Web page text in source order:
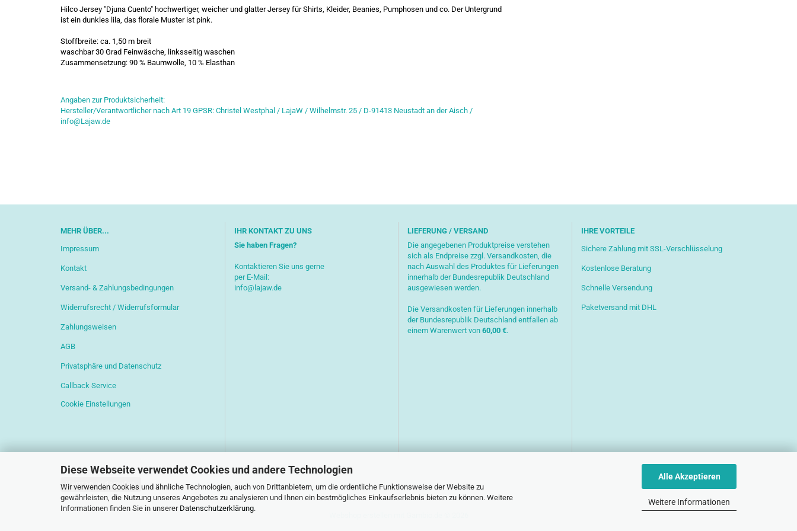
Diese Webseite verwendet Cookies und andere Technologien
Wir verwenden Cookies und ähnliche Technologien, auch von Drittanbietern, um die ordentliche Funktionsweise der Website zu
gewährleisten, die Nutzung unseres Angebotes zu analysieren und Ihnen ein bestmögliches Einkaufserlebnis bieten zu können. Weitere
Informationen finden Sie in unserer Datenschutzerklärung.
Alle Akzeptieren
Weitere Informationen
Hilco Jersey "Djuna Cuento" hochwertiger, weicher und glatter Jersey für Shirts, Kleider, Beanies, Pumphosen und co. Der Untergrund
ist ein dunkles lila, das florale Muster ist pink.
Stoffbreite: ca. 1,50 m breit
waschbar 30 Grad Feinwäsche, linksseitig waschen
Zusammensetzung: 90 % Baumwolle, 10 % Elasthan
Angaben zur Produktsicherheit:
Hersteller/Verantwortlicher nach Art 19 GPSR: Christel Westphal / LajaW / Wilhelmstr. 25 / D-91413 Neustadt an der Aisch /
info@Lajaw.de
MEHR ÜBER...
Impressum
Kontakt
Versand- & Zahlungsbedingungen
Widerrufsrecht / Widerrufsformular
Zahlungsweisen
AGB
Privatsphäre und Datenschutz
Callback Service
Cookie Einstellungen
IHR KONTAKT ZU UNS
Sie haben Fragen?
Kontaktieren Sie uns gerne
per E-Mail:
info@lajaw.de
LIEFERUNG / VERSAND
Die angegebenen Produktpreise verstehen
sich als Endpreise zzgl. Versandkosten, die
nach Auswahl des Produktes für Lieferungen
innerhalb der Bundesrepublik Deutschland
ausgewiesen werden.
Die Versandkosten für Lieferungen innerhalb
der Bundesrepublik Deutschland entfallen ab
einem Warenwert von 60,00 €.
IHRE VORTEILE
Sichere Zahlung mit SSL-Verschlüsselung
Kostenlose Beratung
Schnelle Versendung
Paketversand mit DHL
Vertrag widerrufen